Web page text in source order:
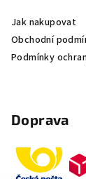
Jak nakupovat
Obchodní
Podmínky
Doprava